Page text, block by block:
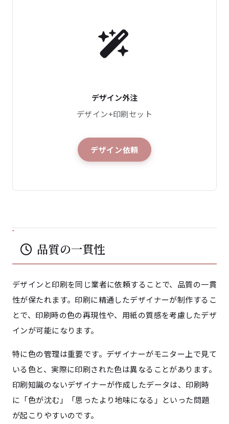
デザイン外注
デザイン+印刷セット
デザイン依頼
品質の一貫性
デザインと印刷を同じ業者に依頼することで、品質の一貫
性が保たれます。印刷に精通したデザイナーが制作するこ
とで、印刷時の色の再現性や、用紙の質感を考慮したデザ
インが可能になります。
特に色の管理は重要です。デザイナーがモニター上で見て
いる色と、実際に印刷された色は異なることがあります。
印刷知識のないデザイナーが作成したデータは、印刷時
に「色が沈む」「思ったより地味になる」といった問題
が起こりやすいのです。